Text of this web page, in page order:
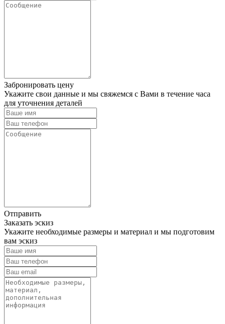
Забронировать цену
Укажите свои данные и мы свяжемся с Вами в течение часа
для уточнения деталей
Отправить
Заказать эскиз
Укажите необходимые размеры и материал и мы подготовим
вам эскиз